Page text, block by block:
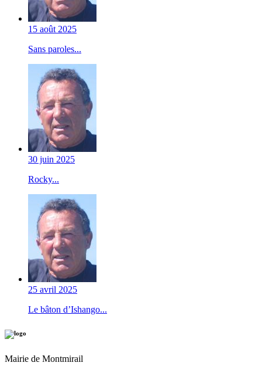
15 août 2025
Sans paroles...
30 juin 2025
Rocky...
25 avril 2025
Le bâton d’Ishango...
Mairie de Montmirail